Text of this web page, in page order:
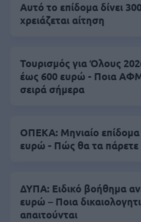
Αυτό το επίδομα δίνει
χρειάζεται αίτηση
Τουρισμός για Όλους
έως 600 ευρώ - Ποια
σειρά σήμερα
ΟΠΕΚΑ: Μηνιαίο
ευρώ - Πώς θα τα πάρετε
ΔΥΠΑ: Ειδικό βοήθημα
ευρώ – Ποια
απαιτούνται